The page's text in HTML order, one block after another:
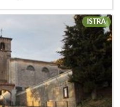
ISTRA